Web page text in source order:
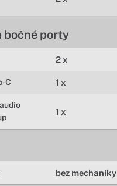
bočné porty
2 x
C 1 x
1 x
bez mechaniky